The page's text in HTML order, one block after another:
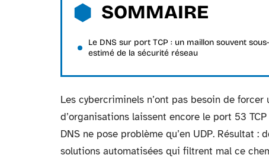
SOMMAIRE
Le DNS sur port TCP : un maillon souvent sous-
estimé de la sécurité réseau
Les cybercriminels n’ont pas besoin de
d’organisations laissent encore le port 53
DNS ne pose problème qu’en UDP. Résultat
solutions automatisées qui filtrent mal ce